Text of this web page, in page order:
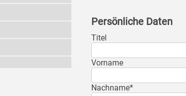
Persönliche Daten
Titel
Vorname
Nachname*